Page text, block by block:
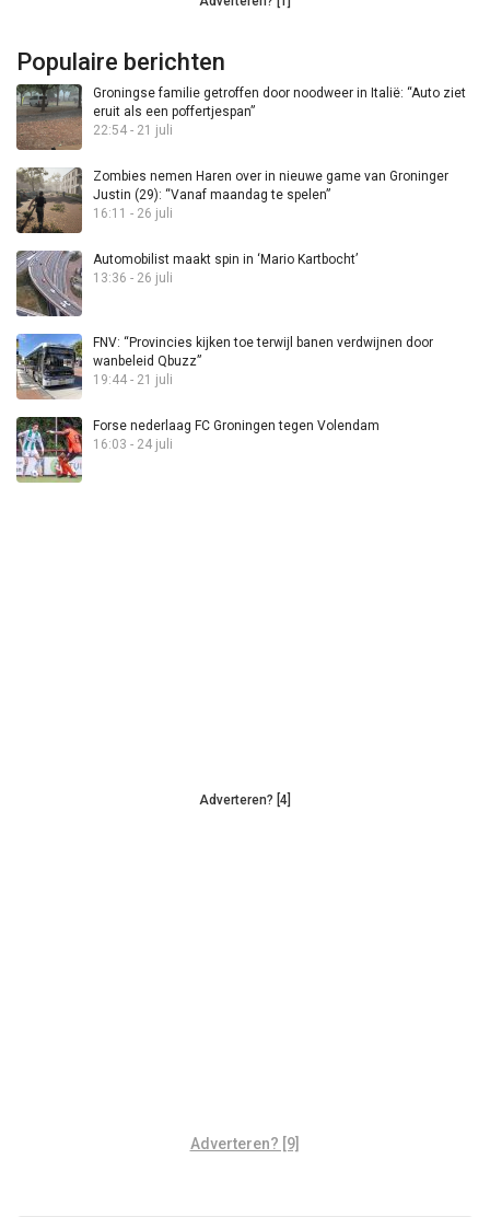
Populaire berichten
Groningse familie getroffen door noodweer in Italië: “Auto ziet
eruit als een poffertjespan”
22:54 - 21 juli
Zombies nemen Haren over in nieuwe game van Groninger
Justin (29): “Vanaf maandag te spelen”
16:11 - 26 juli
Automobilist maakt spin in ‘Mario Kartbocht’
13:36 - 26 juli
FNV: “Provincies kijken toe terwijl banen verdwijnen door
wanbeleid Qbuzz”
19:44 - 21 juli
Forse nederlaag FC Groningen tegen Volendam
16:03 - 24 juli
Adverteren? [4]
Adverteren? [9]